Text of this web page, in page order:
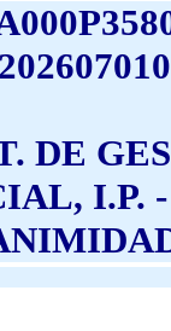
DE
I.P.